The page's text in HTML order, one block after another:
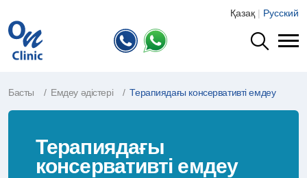
Қазақ | Русский
Басты Емдеу әдістері Терапиядағы консервативті емдеу
Терапиядағы
консервативті емдеу